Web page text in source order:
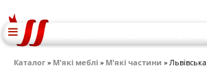
Каталог » М'які меблі » М'які частини » Львівська